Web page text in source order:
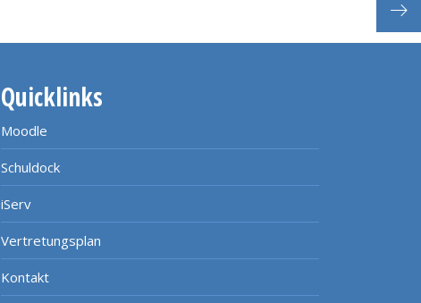
Quicklinks
Moodle
Schuldock
iServ
Vertretungsplan
Kontakt